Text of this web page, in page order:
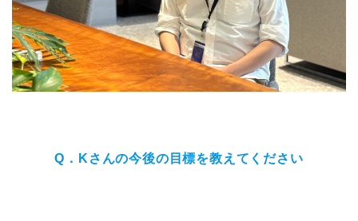
Q．Kさんの今後の目標を教えてください